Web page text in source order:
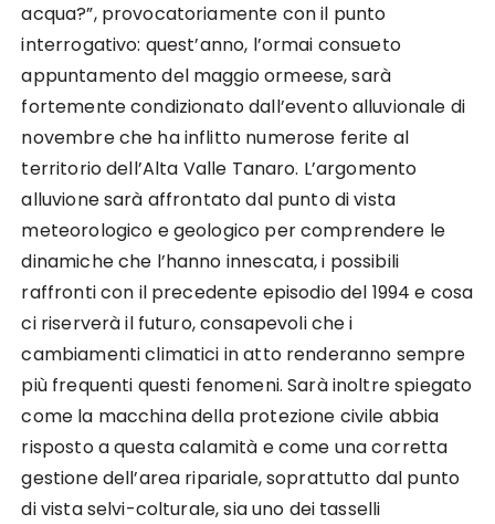
acqua?”, provocatoriamente con il punto
interrogativo: quest’anno, l’ormai consueto
appuntamento del maggio ormeese, sarà
fortemente condizionato dall’evento alluvionale di
novembre che ha inflitto numerose ferite al
territorio dell’Alta Valle Tanaro. L’argomento
alluvione sarà affrontato dal punto di vista
meteorologico e geologico per comprendere le
dinamiche che l’hanno innescata, i possibili
raffronti con il precedente episodio del 1994 e cosa
ci riserverà il futuro, consapevoli che i
cambiamenti climatici in atto renderanno sempre
più frequenti questi fenomeni. Sarà inoltre spiegato
come la macchina della protezione civile abbia
risposto a questa calamità e come una corretta
gestione dell’area ripariale, soprattutto dal punto
di vista selvi-colturale, sia uno dei tasselli